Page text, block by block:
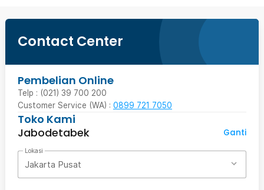
Contact Center
Pembelian Online
Telp : (021) 39 700 200
Customer Service (WA) : 0899 721 7050
Toko Kami
Jabodetabek
Ganti
Lokasi
Jakarta Pusat